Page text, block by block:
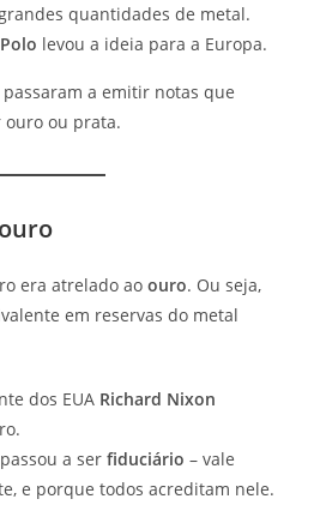
quantidades de metal.
levou a ideia para a Europa.
a emitir notas que
ouro ou prata.
era atrelado aoouro. Ou seja,
em reservas do metal
dos EUA Richard Nixon
a serfiduciário – vale
e porque todos acreditam nele.